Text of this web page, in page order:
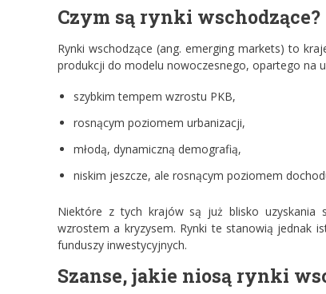
Czym są rynki wschodzące?
Rynki wschodzące (ang. emerging markets) to
produkcji do modelu nowoczesnego, opartego na
szybkim tempem wzrostu PKB,
rosnącym poziomem urbanizacji,
młodą, dynamiczną demografią,
niskim jeszcze, ale rosnącym poziomem
Niektóre z tych krajów są już blisko uzyskania
wzrostem a kryzysem. Rynki te stanowią jednak
funduszy inwestycyjnych.
Szanse, jakie niosą rynki